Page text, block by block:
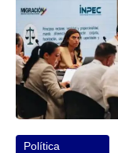
Política